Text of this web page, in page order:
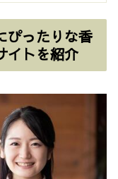
ぴったりな香
イトを紹介